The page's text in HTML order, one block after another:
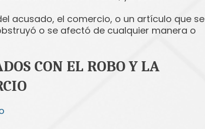
acusado, el comercio, o un artículo que se
o se afectó de cualquier manera o
CON EL ROBO Y LA